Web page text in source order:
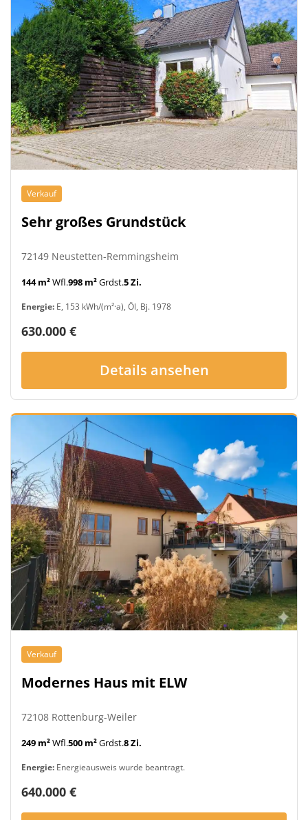
Verkauf
Sehr großes Grundstück
72149 Neustetten-Remmingsheim
144 m²Wfl.998 m²Grdst.5 Zi.
Energie: E, 153 kWh/(m²·a), Öl, Bj. 1978
630.000 €
Details ansehen
Verkauf
Modernes Haus mit ELW
72108 Rottenburg-Weiler
249 m²Wfl.500 m²Grdst.8 Zi.
Energie: Energieausweis wurde beantragt.
640.000 €